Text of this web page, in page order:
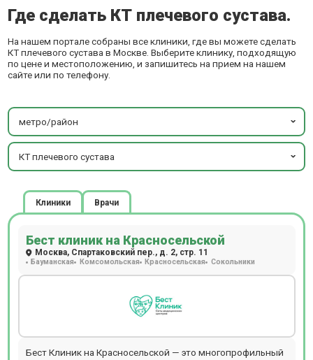
Где сделать КТ плечевого сустава.
На нашем портале собраны все клиники, где вы можете сделать
КТ плечевого сустава в Москве. Выберите клинику, подходящую
по цене и местоположению, и запишитесь на прием на нашем
сайте или по телефону.
метро/район
КТ плечевого сустава
Клиники Врачи
Бест клиник на Красносельской
Москва, Спартаковский пер., д. 2, стр. 11
Бауманская Комсомольская Красносельская Сокольники
Бест Клиник на Красносельской — это многопрофильный